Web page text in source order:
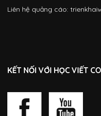
Liên hệ quảng cáo:
KẾT NỐI VỚI HỌC VIẾT